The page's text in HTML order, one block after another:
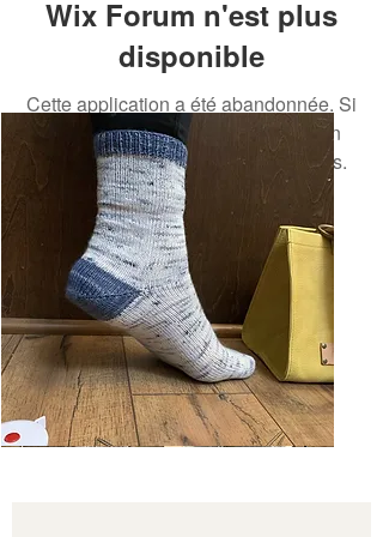
Wix Forum n'est plus
disponible
Cette application a été abandonnée. Si
vous avez besoin d'une application
communautaire, utilisez Wix Groups.
Basic